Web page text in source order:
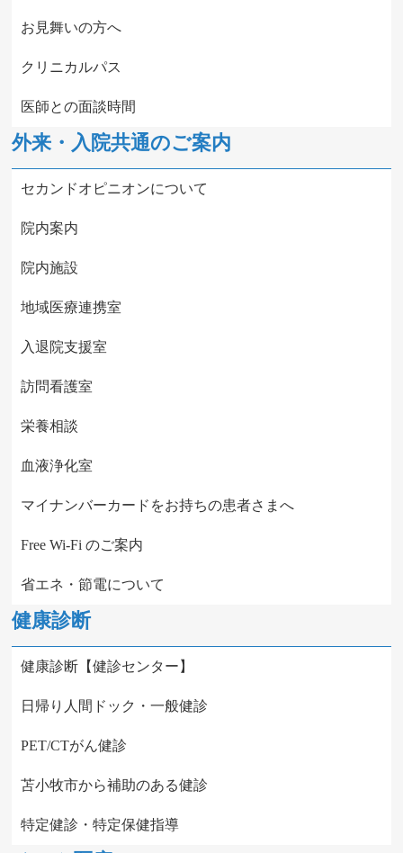
お見舞いの方へ
クリニカルパス
医師との面談時間
外来・入院共通のご案内
セカンドオピニオンについて
院内案内
院内施設
地域医療連携室
入退院支援室
訪問看護室
栄養相談
血液浄化室
マイナンバーカードをお持ちの患者さまへ
Free Wi-Fi のご案内
省エネ・節電について
健康診断
健康診断【健診センター】
日帰り人間ドック・一般健診
PET/CTがん健診
苫小牧市から補助のある健診
特定健診・特定保健指導